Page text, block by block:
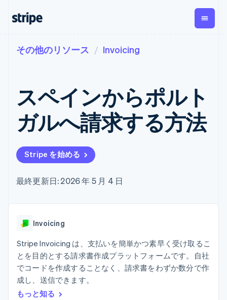
支払い
オンライン決
済
Managed
Payments
マーチャント
オブレコード
ソリューショ
ン
Payment links
コーディング
ージ
Checkout
柔軟な UI コン
ポーネント
決済手段
125 以上の決
済手段を利用
可能
Terminal
対面支払い
Authorization
Boost
収益
経常収益
Metronome
従量課金
サブスクリ
プション
プションの
管理
Invoicing
は継続
会計管理の
自動化
Stripe
Sigma
Global
Payouts
第三者
への入
金
イス
企業規模別
ユースケース別
ース
E コマース / ECサイト
請求・財務関連
マーケットプレイス
業種別
ドキュメント
ライブラリと SDK
Stripe Apps
オンライン決済を受け付
構築済みの決済を実装
築する
ステーブルコイン担保型
のカードを発行
エージェントによるサー
ビスのプロビジョニング
と管理
学ぶ
ガイド
サポート
サポートに問い合わせる
管理サポートプラン
ビス
製品ロードマップ
Sessions 年次カンファ
レンス
採用情報
ニュースルーム
Stripe Press
その他のリソース Invoicing
スペインからポルト
ガルへ請求する方法
Stripe を始める
最終更新日: 2026 年 5 月 4 日
Invoicing
Stripe Invoicing は、支払いを簡単かつ素早く受け取るこ
とを目的とする請求書作成プラットフォームです。自社
でコードを作成することなく、請求書をわずか数分で作
成し、送信できます。
もっと知る